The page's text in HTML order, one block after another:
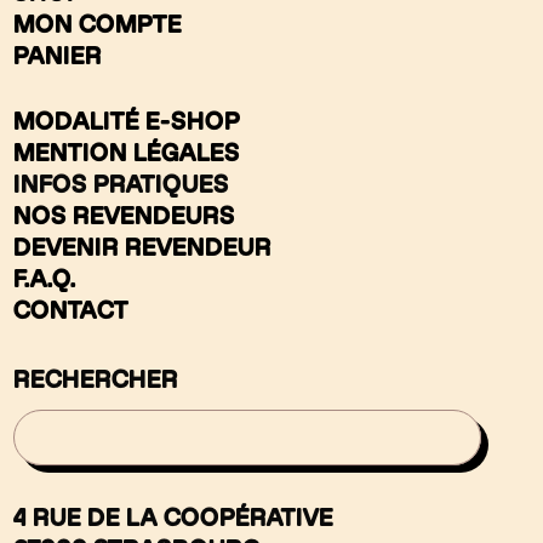
MON COMPTE
PANIER
MODALITÉ E-SHOP
MENTION LÉGALES
INFOS PRATIQUES
NOS REVENDEURS
DEVENIR REVENDEUR
F.A.Q.
CONTACT
RECHERCHER
4 RUE DE LA COOPÉRATIVE